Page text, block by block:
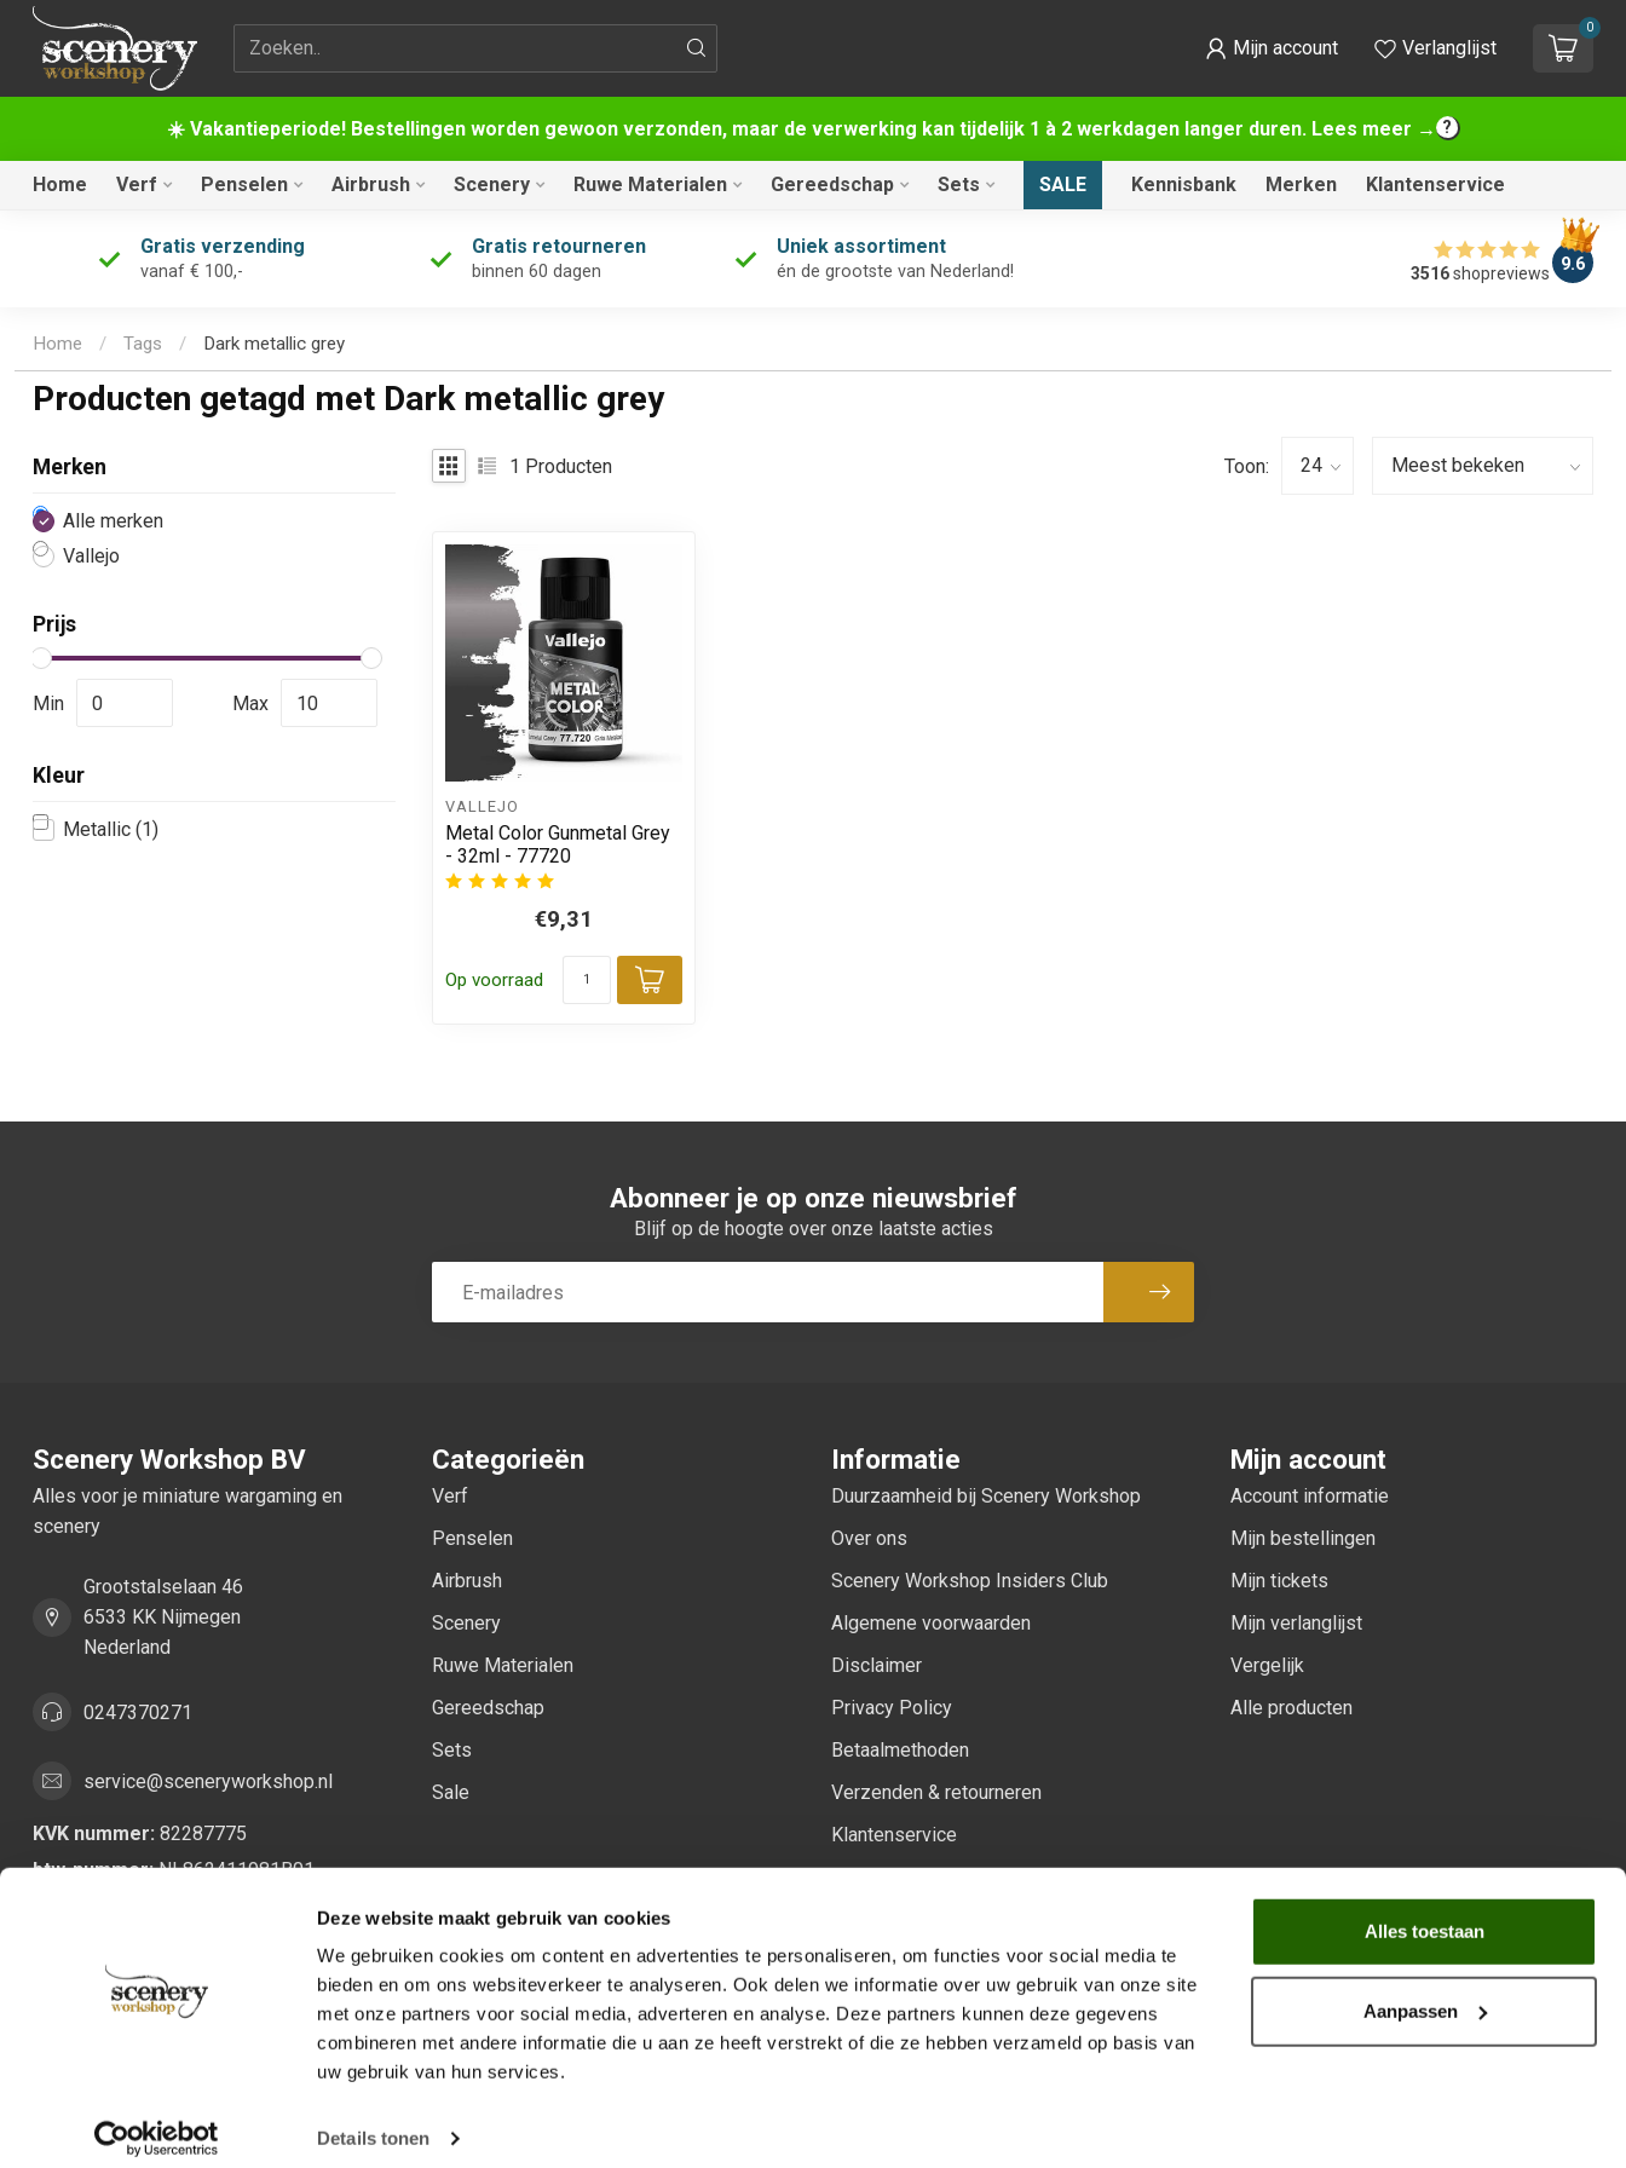
Deze website maakt gebruik van cookies
We gebruiken cookies om content en advertenties te personaliseren, om functies voor social media te
bieden en om ons websiteverkeer te analyseren. Ook delen we informatie over uw gebruik van onze site
met onze partners voor social media, adverteren en analyse. Deze partners kunnen deze gegevens
combineren met andere informatie die u aan ze heeft verstrekt of die ze hebben verzameld op basis van
uw gebruik van hun services.
Details tonen
Alles toestaan
Aanpassen
☀️ Vakantieperiode! Bestellingen worden gewoon verzonden, maar de verwerking kan tijdelijk 1 à 2 werkdagen langer duren. Lees meer →
Zoekterm Mijn account Verlanglijst
0
Home Verf Penselen Airbrush Scenery Ruwe Materialen Gereedschap Sets SALE Kennisbank Merken Klantenservice
Gratis verzending
vanaf € 100,-
Gratis retourneren
binnen 60 dagen
Uniek assortiment
én de grootste van Nederland! 3516shopreviews 9.6
Home / Tags / Dark metallic grey
Producten getagd met Dark metallic grey
Merken
Alle merken
Vallejo
Kleur
Metallic (1)
Prijs
Min Max
1 Producten Toon:
VALLEJO
Metal Color Gunmetal Grey
- 32ml - 77720
€9,31
Op voorraad
Toevoegen aan winkelwagen
Abonneer je op onze nieuwsbrief
Blijf op de hoogte over onze laatste acties
Abonneer
Scenery Workshop BV
Alles voor je miniature wargaming en
scenery
Grootstalselaan 46
6533 KK Nijmegen
Nederland
0247370271
service@sceneryworkshop.nl
KVK nummer: 82287775
btw-nummer:NL862411981B01
Categorieën
Verf
Penselen
Airbrush
Scenery
Ruwe Materialen
Gereedschap
Sets
Sale
Informatie
Duurzaamheid bij Scenery Workshop
Over ons
Scenery Workshop Insiders Club
Algemene voorwaarden
Disclaimer
Privacy Policy
Betaalmethoden
Verzenden & retourneren
Klantenservice
Mijn account
Account informatie
Mijn bestellingen
Mijn tickets
Mijn verlanglijst
Vergelijk
Alle producten
Volg ons op:
Facebook
YoutubeInstagram